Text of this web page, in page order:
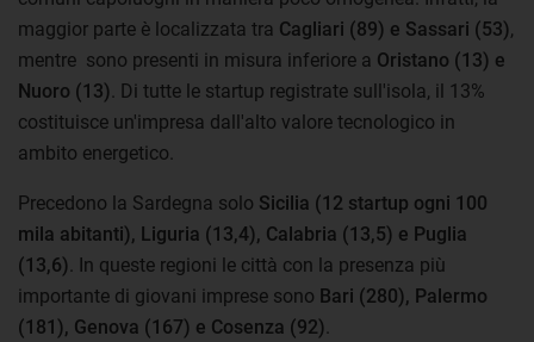
maggior parte è localizzata tra Cagliari (89) e Sassari (53),
mentre sono presenti in misura inferiore a Oristano (13) e
Nuoro (13). Di tutte le startup registrate sull'isola, il 13%
costituisce un'impresa dall'alto valore tecnologico in
ambito energetico.
Precedono la Sardegna solo Sicilia (12 startup ogni 100
mila abitanti), Liguria (13,4), Calabria (13,5) e Puglia
(13,6). In queste regioni le città con la presenza più
importante di giovani imprese sono Bari (280), Palermo
(181), Genova (167) e Cosenza (92).